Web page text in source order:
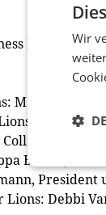
Lions: Ann
Maurice
Suzanne
Chief
Brown,
President
Debbi
Wir